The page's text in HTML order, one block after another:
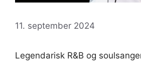
11. september 2024
Legendarisk R&B og